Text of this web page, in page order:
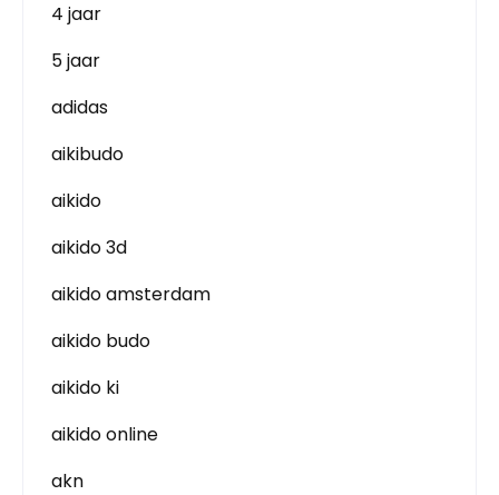
4 jaar
5 jaar
adidas
aikibudo
aikido
aikido 3d
aikido amsterdam
aikido budo
aikido ki
aikido online
akn